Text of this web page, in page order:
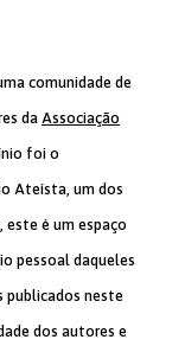
comunidade de
daAssociação
foi o
Ateísta, um dos
é um espaço
pessoal daqueles
publicados neste
dos autores e